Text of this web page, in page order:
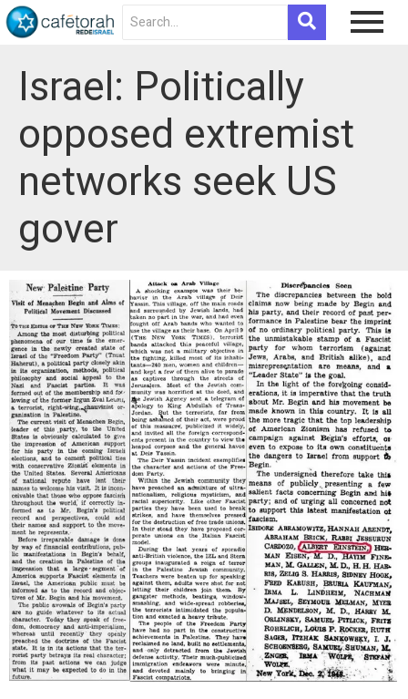
Israel: Politically
opposed extremist
networks seek US
gover